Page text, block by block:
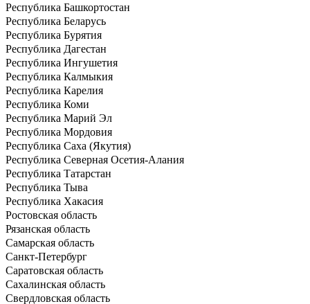
Республика Башкортостан
Республика Беларусь
Республика Бурятия
Республика Дагестан
Республика Ингушетия
Республика Калмыкия
Республика Карелия
Республика Коми
Республика Марий Эл
Республика Мордовия
Республика Саха (Якутия)
Республика Северная Осетия-Алания
Республика Татарстан
Республика Тыва
Республика Хакасия
Ростовская область
Рязанская область
Самарская область
Санкт-Петербург
Саратовская область
Сахалинская область
Свердловская область